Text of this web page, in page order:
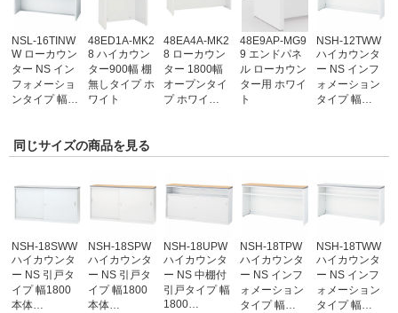
NSL-16TINW
W ローカウン
ター NS イン
フォメーショ
ンタイプ 幅…
48ED1A-MK2
8 ハイカウン
ター900幅 棚
無しタイプ ホ
ワイト
48EA4A-MK2
8 ローカウン
ター 1800幅
オープンタイ
プ ホワイ…
48E9AP-MG9
9 エンドパネ
ル ローカウン
ター用 ホワイ
ト
NSH-12TWW
ハイカウンタ
ー NS インフ
ォメーション
タイプ 幅…
同じサイズの商品を見る
NSH-18SWW
ハイカウンタ
ー NS 引戸タ
イプ 幅1800
本体…
NSH-18SPW
ハイカウンタ
ー NS 引戸タ
イプ 幅1800
本体…
NSH-18UPW
ハイカウンタ
ー NS 中棚付
引戸タイプ 幅
1800…
NSH-18TPW
ハイカウンタ
ー NS インフ
ォメーション
タイプ 幅…
NSH-18TWW
ハイカウンタ
ー NS インフ
ォメーション
タイプ 幅…